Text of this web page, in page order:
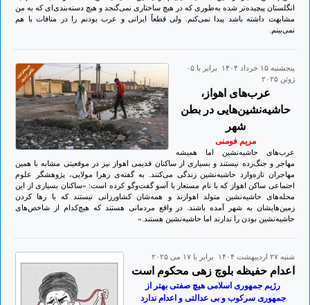
انگلستان پیچیده‌تر شده به‌طوری که در هیچ ساختاری نمی‌گنجد و هیچ‌ دسته‌بندی‌ای که به من
مشابهت داشته باشد پیدا نمی‌کنم. ولی قطعاً ایرانی و عرب بودنم را در منافات با هم
نمی‌بینم.
پنجشنبه ۱۵ خرداد ۱۴۰۴ برابر با ۰۵
ژوئن ۲۰۲۵
عرب‌های اهواز،
حاشیه‌‌نشین‌هایی در بطن
شهر
مریم فومنی
عرب‌های حاشیه‌نشین اما همیشه
مهاجر و جنگ‌زده نیستند و بسیاری از ساکنان قدیمی اهواز نیز در موقعیتی مشابه با همین
مهاجران تازه‌وارد حاشیه‌نشین زندگی می‌کنند. به گفته‌ی زهرا مولایی، پژوهشگر علوم
اجتماعی ساکن اهواز که با نام مستعار با آسو گفت‌وگو کرده است: «ساکنان بسیاری از این‌
محله‌های حاشیه‌نشین متولد اهوازند و همه‌شان کشاورزانی نیستند که با رها کردن
زمین‌هایشان به شهر آمده باشند. در واقع مردمانی هستند که هیچ‌کدام از شاخص‌های
حاشیه‌نشین بودن را ندارند اما حاشیه‌نشین هستند.»
شنبه ۲۷ ارديبهشت ۱۴۰۴ برابر با ۱۷ می ۲۰۲۵
اعدام حفیظه بلوچ زهی محکوم است
رژیم جمهوری اسلامی هیچ صفتی بهتر از
جمهوری سرکوب و بی عدالتی و اعدام ندارد